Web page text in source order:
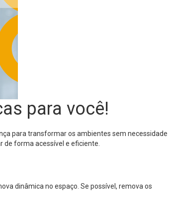
para você!
para transformar os ambientes sem necessidade
forma acessível e eficiente.
dinâmica no espaço. Se possível, remova os